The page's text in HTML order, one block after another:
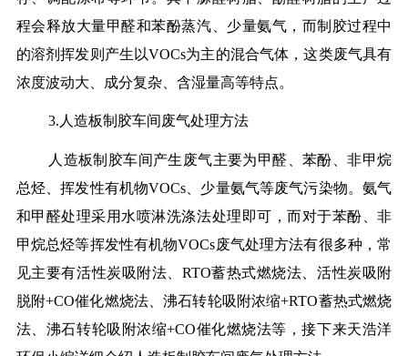
程会释放大量甲醛和苯酚蒸汽、少量氨气，而制胶过程中
的溶剂挥发则产生以VOCs为主的混合气体，这类废气具有
浓度波动大、成分复杂、含湿量高等特点。
3.人造板制胶车间废气处理方法
人造板制胶车间产生废气主要为甲醛、苯酚、非甲烷
总烃、挥发性有机物VOCs、少量氨气等废气污染物。氨气
和甲醛处理采用水喷淋洗涤法处理即可，而对于苯酚、非
甲烷总烃等挥发性有机物VOCs废气处理方法有很多种，常
见主要有活性炭吸附法、RTO蓄热式燃烧法、活性炭吸附
脱附+CO催化燃烧法、沸石转轮吸附浓缩+RTO蓄热式燃烧
法、沸石转轮吸附浓缩+CO催化燃烧法等，接下来天浩洋